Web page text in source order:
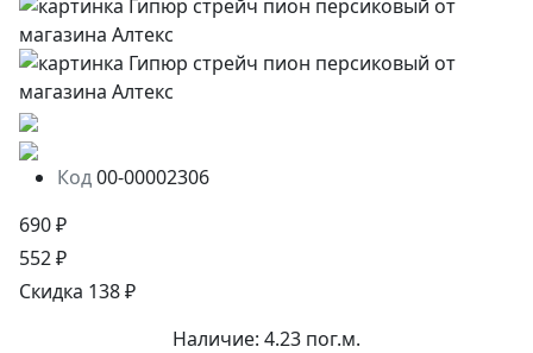
Код00-00002306
690 ₽
552 ₽
Скидка 138 ₽
Наличие: 4.23 пог.м.